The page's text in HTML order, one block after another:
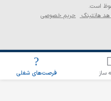
فعال کنید
است.
هانتینگ حریم خصوصی
ساز فرصت‌های شغلی